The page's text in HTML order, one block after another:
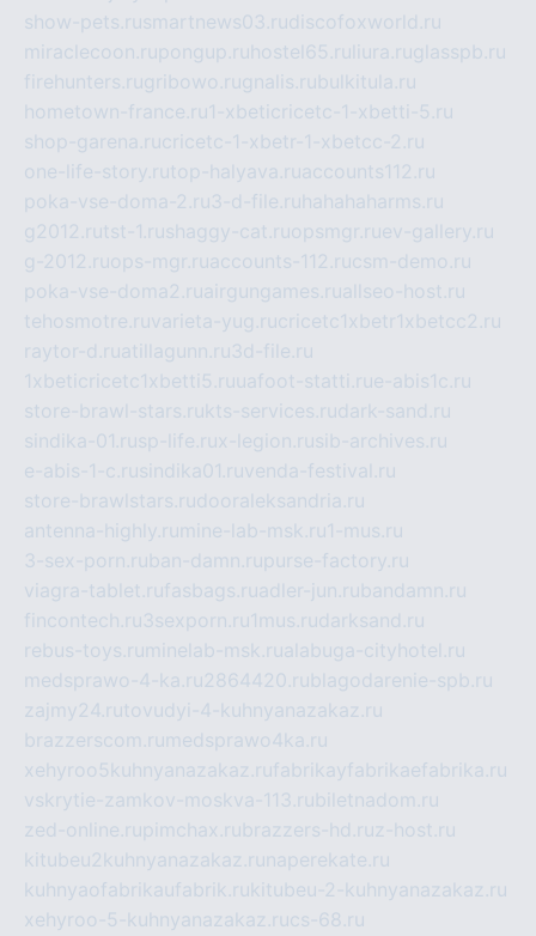
show-pets.rusmartnews03.rudiscofoxworld.ru
miraclecoon.rupongup.ru hostel65.ru liura.ruglasspb.ru
firehunters.rugribowo.rugnalis.rubulkitula.ru
hometown-france.ru1-xbeticricetc-1-xbetti-5.ru
shop-garena.rucricetc-1-xbetr-1-xbetcc-2.ru
one-life-story.rutop-halyava.ruaccounts112.ru
poka-vse-doma-2.ru3-d-file.ru hahahaharms.ru
g2012.rutst-1.rushaggy-cat.ruopsmgr.ruev-gallery.ru
g-2012.ruops-mgr.ruaccounts-112.rucsm-demo.ru
poka-vse-doma2.ruairgungames.ruallseo-host.ru
tehosmotre.ruvarieta-yug.rucricetc1xbetr1xbetcc2.ru
raytor-d.ruatillagunn.ru3d-file.ru
1xbeticricetc1xbetti5.ruuafoot-statti.rue-abis1c.ru
store-brawl-stars.rukts-services.rudark-sand.ru
sindika-01.rusp-life.rux-legion.rusib-archives.ru
e-abis-1-c.rusindika01.ruvenda-festival.ru
store-brawlstars.rudooraleksandria.ru
antenna-highly.ru mine-lab-msk.ru1-mus.ru
3-sex-porn.ruban-damn.rupurse-factory.ru
viagra-tablet.rufasbags.ruadler-jun.rubandamn.ru
fincontech.ru3sexporn.ru1mus.rudarksand.ru
rebus-toys.ru minelab-msk.rualabuga-cityhotel.ru
medsprawo-4-ka.ru2864420.rublagodarenie-spb.ru
zajmy24.rutovudyi-4-kuhnyanazakaz.ru
brazzerscom.ru medsprawo4ka.ru
xehyroo5kuhnyanazakaz.rufabrikayfabrikaefabrika.ru
vskrytie-zamkov-moskva-113.rubiletnadom.ru
zed-online.rupimchax.rubrazzers-hd.ruz-host.ru
kitubeu2kuhnyanazakaz.ru naperekate.ru
kuhnyaofabrikaufabrik.rukitubeu-2-kuhnyanazakaz.ru
xehyroo-5-kuhnyanazakaz.rucs-68.ru